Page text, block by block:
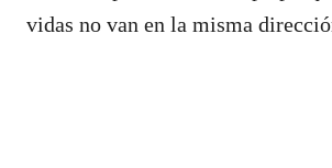
vidas no van en la misma